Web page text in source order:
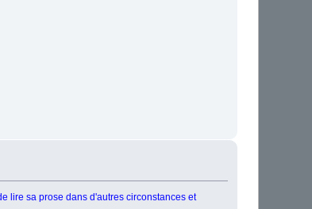
lire sa prose dans d'autres circonstances et